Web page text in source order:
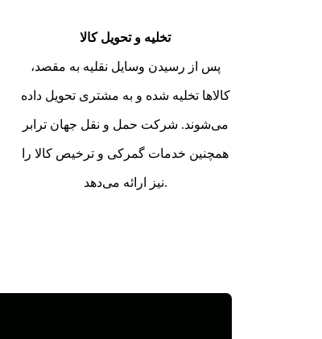
تخلیه و تحویل کالا
پس از رسیدن وسایل نقلیه به مقصد،
کالاها تخلیه شده و به مشتری تحویل داده
می‌شوند. شرکت حمل و نقل جهان ترابر
همچنین خدمات گمرکی و ترخیص کالا را
نیز ارائه می‌دهد.